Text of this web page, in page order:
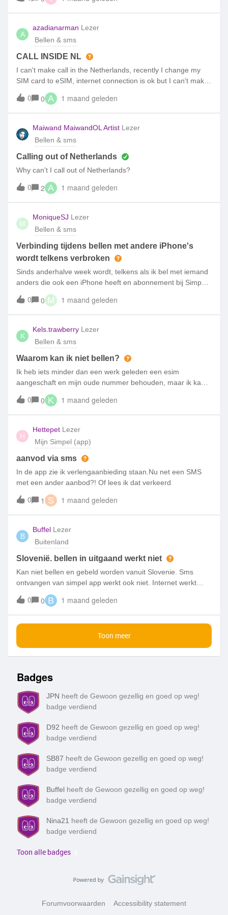
kosten.De medewerkster met wie ik woensdag gesproken
had, zou een bericht sturen naar de afdeling die de
waarschuwingen over de bundelkosten verstuurt. Zij gaf
staat zelfs actief. Maar het werkt niet. Graag hulp. Mer
spoed
A
azadianarman Lezer
Bellen & sms
CALL INSIDE NL
I can't make call in the Netherlands, recently I change my
SIM card to eSIM, internet connection is ok but I can't make
0 0 A 1 maand geleden
Maiwand MaiwandOL Artist Lezer
Bellen & sms
Calling out of Netherlands
Why can't I call out of Netherlands?
0 2 A 1 maand geleden
M
MoniqueSJ Lezer
Bellen & sms
Verbinding tijdens bellen met andere iPhone's
wordt telkens verbroken
Sinds anderhalve week wordt, telkens als ik bel met iemand
anders die ook een iPhone heeft en abonnement bij Simpel
of Odido heeft, de verbinding na een paar minuten
verbroken.We hebben het toestel al meerdere malen
opnieuw opgestart;Netwerkverbinding hersteld;Simkaart is
vanuit Simpel gereset;Toestel in vliegtuigmodus gezet;En er
is nu een nieuwe simkaart onderweg.Omdat meerdere
personen in mijn omgeving hier last van hebben, denk ik niet
dat het zozeer aan het toestel (is van oktober 2025) of de
simkaart (is van september 2025) ligt, maar dat de oorzaak
bij Simpel of Odido ligt.Weet iemand hier een oplossing
0 0 M 1 maand geleden
K
Kels.trawberry Lezer
Bellen & sms
Waarom kan ik niet bellen?
Ik heb iets minder dan een werk geleden een esim
aangeschaft en mijn oude nummer behouden, maar ik kan
niet meer bellen? Ik kan wel nog telefoontjes ontvangen
maar zelf kan ik niet bellen. Ik heb geprobeerd via mijn
instellingen “Standaardtelefoonlijn” te wijzigen want er staan
2. Eentje is mijn oude echte nummer en de ander is een
onbekend nummer. Het maakt niet uit welke ik selecteer, ik
kan niet bellen. Ik heb mijn telefoon ook opnieuw opgestart,
niks gebeurd. Ik vind dit erg vervelend en onhandig, zou
iemand weten wat er aan de hand is?
0 0 K 1 maand geleden
H
Hettepet Lezer
Mijn Simpel (app)
aanvod via sms
In de app zie ik verlengaanbieding staan.Nu net een SMS
met een ander aanbod?! Of lees ik dat verkeerd
0 1 S 1 maand geleden
B
Buffel Lezer
Buitenland
Slovenië. bellen in uitgaand werkt niet
Kan niet bellen en gebeld worden vanuit Slovenie. Sms
ontvangen van simpel app werkt ook niet. Internet werkt
prima. Heb alle instellingen juist staan etc etc. Waarom ben
ik geblokkeerd? Mvg,Jeroen
0 0 B 1 maand geleden
Toon meer
Badges
JPN heeft de Gewoon gezellig en goed op weg!
badge verdiend
D92 heeft de Gewoon gezellig en goed op weg!
badge verdiend
SB87 heeft de Gewoon gezellig en goed op weg!
badge verdiend
Buffel heeft de Gewoon gezellig en goed op weg!
badge verdiend
Nina21 heeft de Gewoon gezellig en goed op weg!
badge verdiend
Toon alle badges
Forumvoorwaarden Accessibility statement